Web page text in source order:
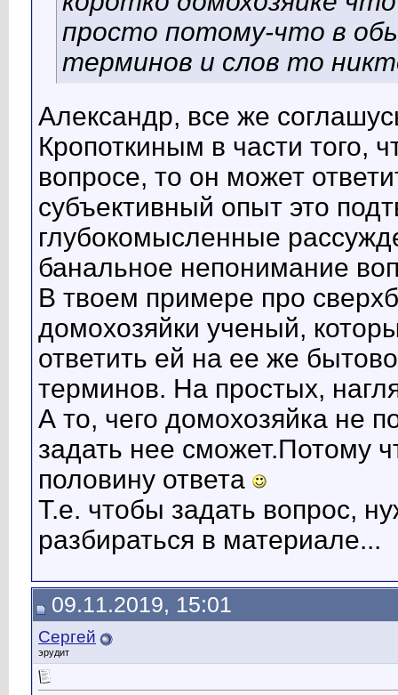
просто потому-что в
терминов и слов то
Александр, все же
Кропоткиным в части того,
вопросе, то он может
субъективный опыт это
глубокомысленные
банальное непонимание
В твоем примере про
домохозяйки ученый,
ответить ей на ее же
терминов. На простых,
А то, чего домохозяйка не
задать нее сможет.Потому
половину ответа
Т.е. чтобы задать вопрос,
разбираться в материале...
09.11.2019, 15:01
Сергей
эрудит